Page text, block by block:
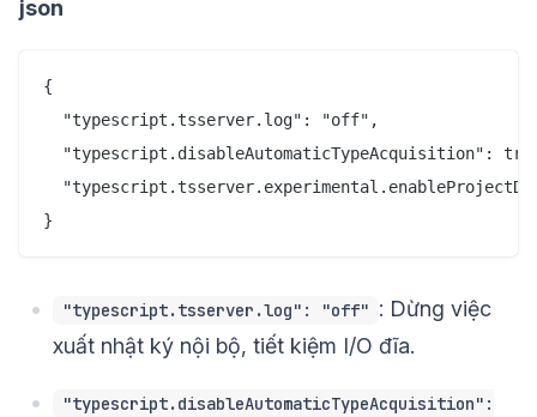
json
{
  "typescript.tsserver.log": "off",
"typescript.disableAutomaticTypeAcquisition":
"typescript.tsserver.log": "off" : Dừng việc
xuất nhật ký nội bộ, tiết kiệm I/O đĩa.
"typescript.disableAutomaticTypeAcquisition":